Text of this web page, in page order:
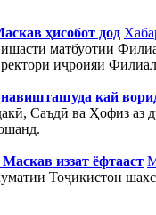
ҳисобот дод
матбуотии
иҷроияи
навишташуда кай
Саъдӣ ва Ҳофиз аз
иззат ёфтааст
Тоҷикистон